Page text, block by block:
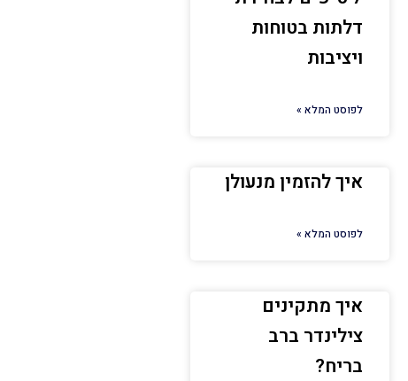
דלתות בטוחות
ויציבות
לפוסט המלא »
איך להזמין מנעולן
לפוסט המלא »
איך מתקינים
צילינדר ברב
בריח?